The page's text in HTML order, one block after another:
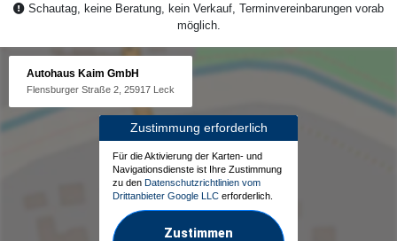
Schautag, keine Beratung, kein Verkauf, Terminvereinbarungen vorab
möglich.
Autohaus Kaim GmbH
Flensburger Straße 2, 25917 Leck
Zustimmung erforderlich
Für die Aktivierung der Karten- und
Navigationsdienste ist Ihre Zustimmung
zu den Datenschutzrichtlinien vom
Drittanbieter Google LLC erforderlich.
Zustimmen